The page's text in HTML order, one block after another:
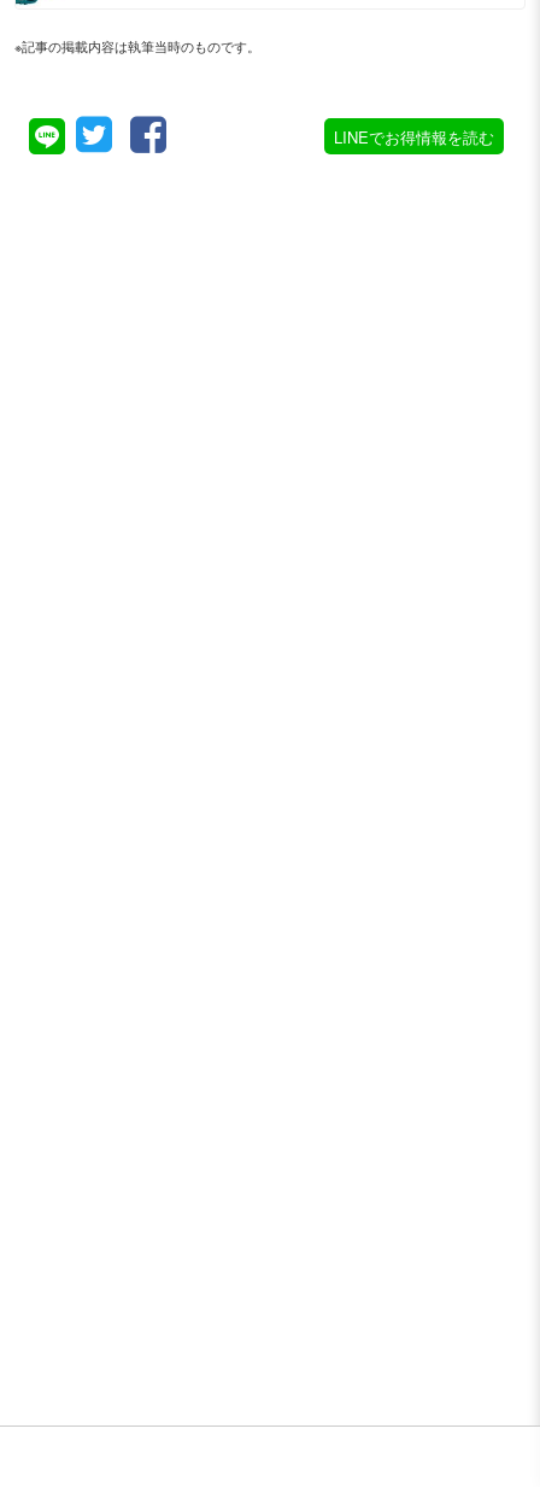
※記事の掲載内容は執筆当時のものです。
LINEでお得情報を読む